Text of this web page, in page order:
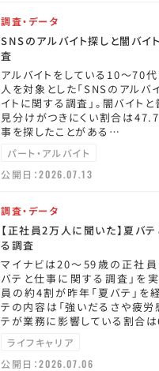
調査・データ
SNSのアルバイト探しと闇バイ
査
アルバイトをしている10～70
人を対象とした「SNSのアルバ
イトに関する調査」。闇バイト
見分けがつきにくい割合は
事を探したことがある…
パート・アルバイト
公開日：2026.07.13
調査・データ
【正社員2万人に聞いた】夏バ
る調査
マイナビは20～59歳の正社員
バテと仕事に関する調査」を
員の約4割が昨年「夏バテ」を
テの内容は「強いだるさや疲労
テが業務に影響している割合
ライフキャリア
公開日：2026.07.06